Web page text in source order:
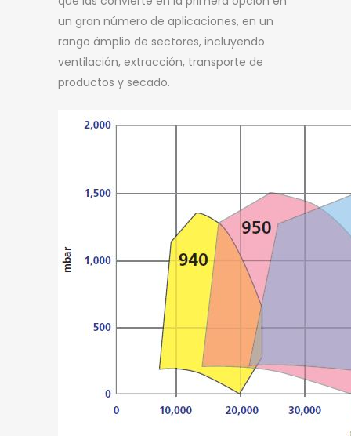
un gran número de aplicaciones, en un
rango ámplio de sectores, incluyendo
ventilación, extracción, transporte de
productos y secado.